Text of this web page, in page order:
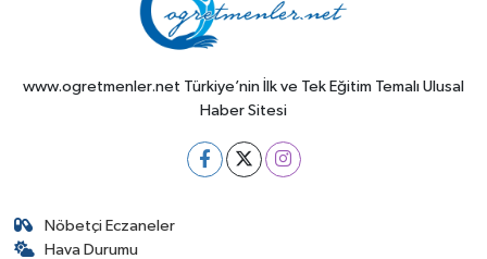
www.ogretmenler.net Türkiye’nin İlk ve Tek Eğitim Temalı Ulusal
Haber Sitesi
Nöbetçi Eczaneler
Hava Durumu